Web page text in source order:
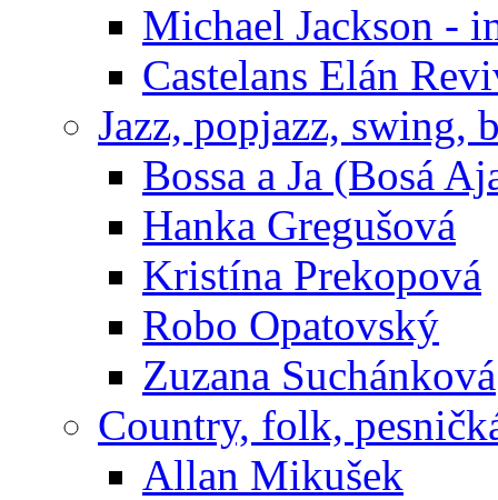
Michael Jackson -
Castelans Elán
Jazz, popjazz, swing,
Bossa a Ja (Bosá
Hanka Gregušová
Kristína Prekopová
Robo Opatovský
Zuzana Suchánková
Country, folk,
Allan Mikušek